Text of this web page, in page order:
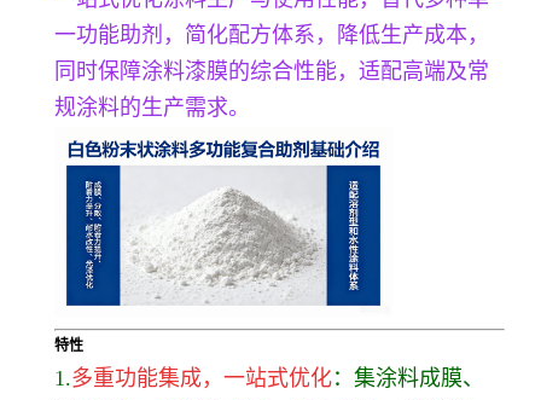
一功能助剂，简化配方体系，降低生产成本，
同时保障涂料漆膜的综合性能，适配高端及常
规涂料的生产需求。
特性
1.多重功能集成，一站式优化：集涂料成膜、